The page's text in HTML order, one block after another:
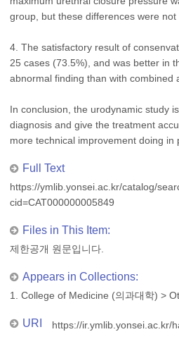
group, but these differences were not
4. The satisfactory result of
25 cases (73.5%), and was better in
abnormal finding than with combined
In conclusion, the urodynamic study
diagnosis and give the treatment
more technical improvement doing in
Full Text
https://ymlib.yonsei.ac.kr/catalog/
cid=CAT000000005849
Files in This Item:
제한공개 원문입니다.
Appears in Collections:
1. College of Medicine (의과대학) >
URI https://ir.ymlib.yonsei.ac.kr/